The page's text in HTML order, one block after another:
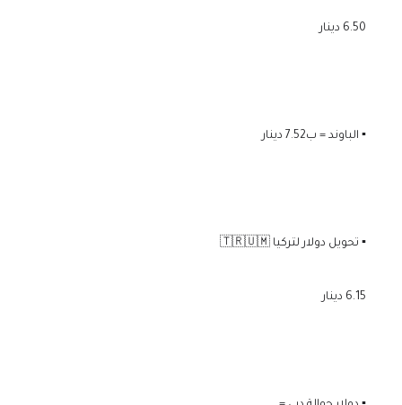
6.50 دينار
▪️ الباوند = ب7.52 دينار
▪️ تحويل دولار لتركيا 🇹🇷🇺🇲
6.15 دينار